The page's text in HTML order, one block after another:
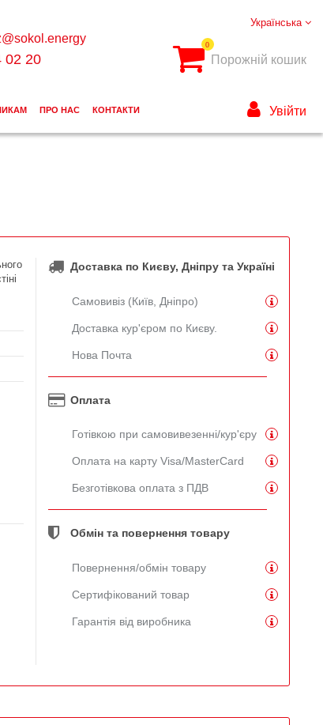
Доставка по Києву, Дніпру та Україні
Самовивіз (Київ, Дніпро)
Доставка кур'єром по Києву.
Нова Почта
Оплата
Готівкою при самовивезенні/кур'єру
Оплата на карту Visa/MasterCard
Безготівкова оплата з ПДВ
Обмін та повернення товару
Повернення/обмін товару
Сертифікований товар
Гарантія від виробника
Українська
02 20
0
Порожній кошик
ПРО НАС КОНТАКТИ Увійти